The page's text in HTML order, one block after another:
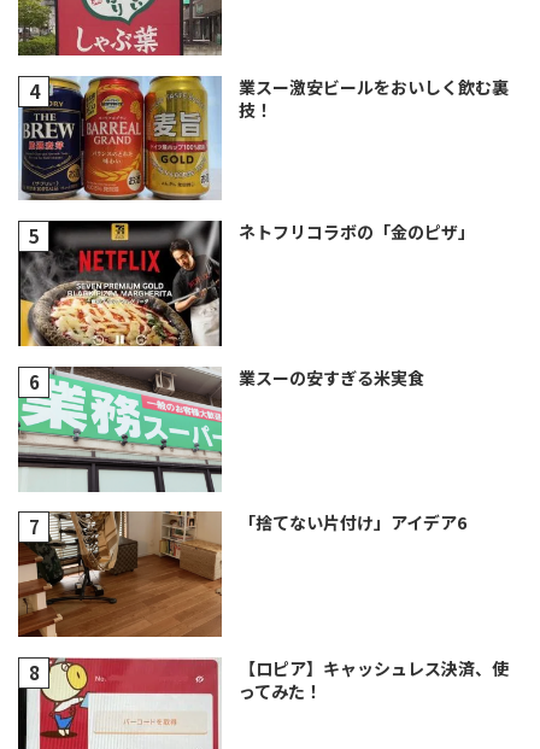
業スー激安ビールをおいしく飲む裏
技！
ネトフリコラボの「金のピザ」
業スーの安すぎる米実食
「捨てない片付け」アイデア6
【ロピア】キャッシュレス決済、使
ってみた！